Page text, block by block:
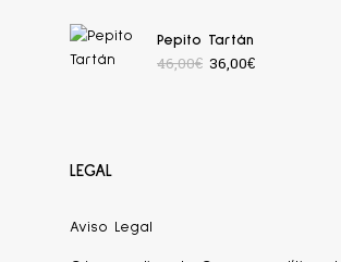
Pepito Tartán
46,00€ 36,00€
LEGAL
Aviso Legal